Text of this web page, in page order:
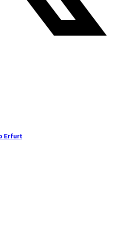
Erfurt